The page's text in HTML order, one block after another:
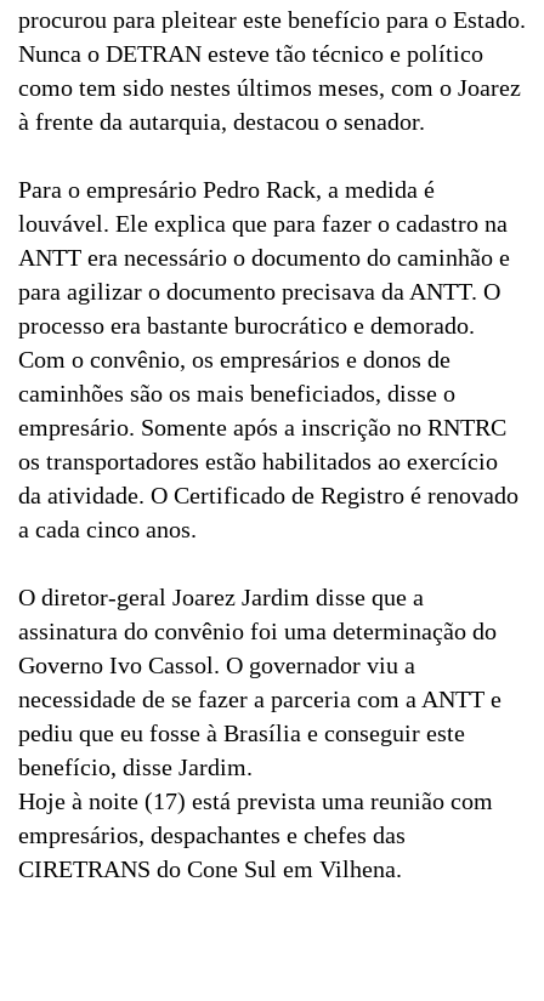
procurou para pleitear este benefício para o Estado.
Nunca o DETRAN esteve tão técnico e político
como tem sido nestes últimos meses, com o Joarez
à frente da autarquia, destacou o senador.
Para o empresário Pedro Rack, a medida é
louvável. Ele explica que para fazer o cadastro na
ANTT era necessário o documento do caminhão e
para agilizar o documento precisava da ANTT. O
processo era bastante burocrático e demorado.
Com o convênio, os empresários e donos de
caminhões são os mais beneficiados, disse o
empresário. Somente após a inscrição no RNTRC
os transportadores estão habilitados ao exercício
da atividade. O Certificado de Registro é renovado
a cada cinco anos.
O diretor-geral Joarez Jardim disse que a
assinatura do convênio foi uma determinação do
Governo Ivo Cassol. O governador viu a
necessidade de se fazer a parceria com a ANTT e
pediu que eu fosse à Brasília e conseguir este
benefício, disse Jardim.
Hoje à noite (17) está prevista uma reunião com
empresários, despachantes e chefes das
CIRETRANS do Cone Sul em Vilhena.